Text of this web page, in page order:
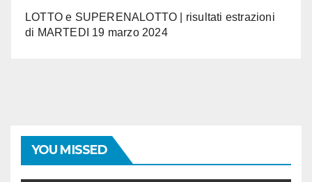
LOTTO e SUPERENALOTTO | risultati estrazioni
di MARTEDI 19 marzo 2024
YOU MISSED